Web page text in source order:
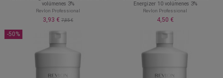
volúmenes 3%
Revlon Professional
3,93 € 7,85 €
Energizer 10 volúmenes 3%
Revlon Professional
4,50 €
-50%